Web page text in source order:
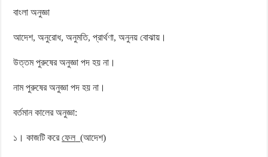
বাংলা অনুজ্ঞা
আদেশ, অনুরোধ, অনুমতি, প্রার্থণা, অনুনয় বোঝায়।
উত্তম পুরুষের অনুজ্ঞা পদ হয় না।
নাম পুরুষের অনুজ্ঞা পদ হয় না।
বর্তমান কালের অনুজ্ঞা:
১। কাজটি করেফেল (আদেশ)